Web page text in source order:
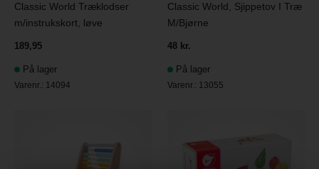
Classic World Træklodser
m/instrukskort, løve
189,95
På lager
Varenr.: 14094
Classic World, Sjippetov I Træ
M/Bjørne
48 kr.
På lager
Varenr.: 13055